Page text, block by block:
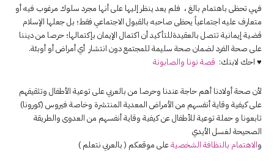
فهي تحظى باهتمام بالغ ، فلم يعد ينظر إليها على أنها مجرد سلوك مرغوب فيه أو
متعارف عليه اجتماعياً يحظى صاحبه بالقبول الاجتماعي فقط؛ بل جعلها الإسلام
قضية إيمانية تتصل بالعقيدةللتأكيد أن اكتمال الإيمان بإكتمالها؛ حرصا من ديننا
على صحة الفرد لضمان صحة سليمة للمجتمع دون انتشار أي أمراض أو أوبئة.
♥ احك لابنك: قصة نونا والصابونة
لأن صحة أولادنا أهم حاجة عندنا وحرصا من بالعربي على توعية الأطفال وتثقيفهم
على كيفية وقاية أنفسهم من الأمراض المعدية المنتشرة وخاصة فيروس (كورونا)
تابعونا و حملة توعية للأطفال عن كيفية وقاية أنفسهم من العدوى والطريقة
الصحيحة لغسل الأيدي
والاهتمام بالنظافة الشخصيةعلى موقعكم (بالعربي نتعلم )